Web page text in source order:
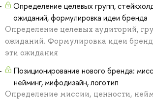
Определение целевых групп,
ожиданий, формулировка идеи бренда
Определение целевых аудиторий,
ожиданий. Формулировка идеи
эти ожидания
Позиционирование нового бренда:
нейминг, мифодизайн, логотип
Определение миссии, ценности,